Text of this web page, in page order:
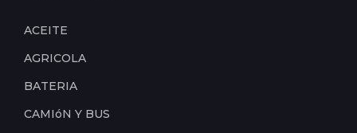
ACEITE
AGRICOLA
BATERIA
CAMIóN Y BUS